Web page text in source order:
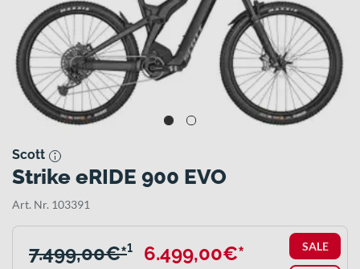
Scott
Strike eRIDE 900 EVO
Art. Nr. 103391
SALE
7.499,00€*¹ 6.499,00€*